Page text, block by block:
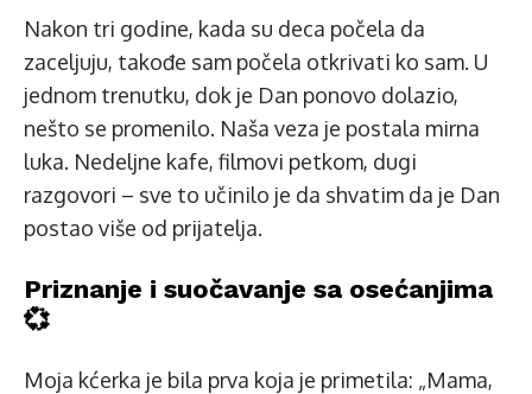
Nakon tri godine, kada su deca počela da
zaceljuju, takođe sam počela otkrivati ko sam. U
jednom trenutku, dok je Dan ponovo dolazio,
nešto se promenilo. Naša veza je postala mirna
luka. Nedeljne kafe, filmovi petkom, dugi
razgovori – sve to učinilo je da shvatim da je Dan
postao više od prijatelja.
Priznanje i suočavanje sa osećanjima
💞
Moja kćerka je bila prva koja je primetila: „Mama,